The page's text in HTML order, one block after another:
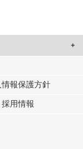
コンテンツや広告の
ています。
供した他の情報や、
した他の情報を組み
情報保護方針
採用情報